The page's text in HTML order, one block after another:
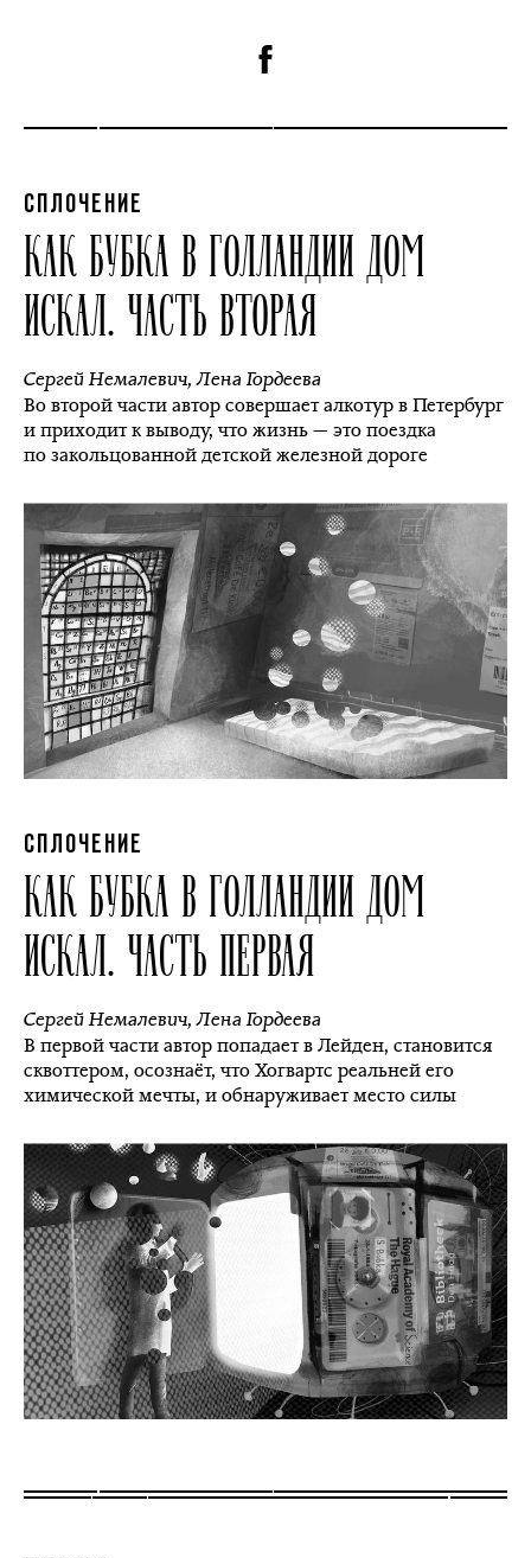
СПЛОЧЕНИЕ
КАК БУБКА В ГОЛЛАНДИИ ДОМ
ИСКАЛ. ЧАСТЬ ВТОРАЯ
Сергей Немалевич,Лена Гордеева
Во второй части автор совершает алкотур в Петербург
и приходит к выводу, что жизнь — это поездка
по закольцованной детской железной дороге
СПЛОЧЕНИЕ
КАК БУБКА В ГОЛЛАНДИИ ДОМ
ИСКАЛ. ЧАСТЬ ПЕРВАЯ
Сергей Немалевич,Лена Гордеева
В первой части автор попадает в Лейден, становится
сквоттером, осознаёт, что Хогвартс реальней его
химической мечты, и обнаруживает место силы